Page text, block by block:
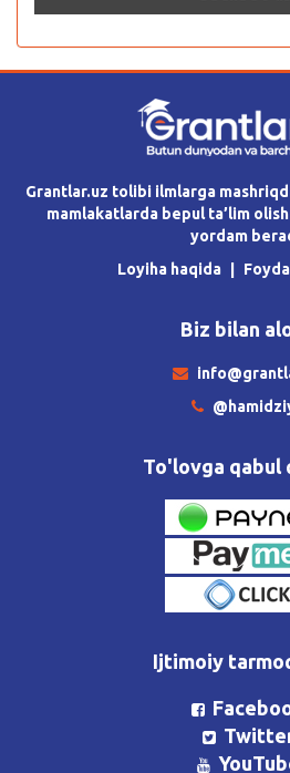
Grantlar.uz tolibi ilmlarga
mamlakatlarda bepul ta’lim
yordam
Loyiha haqida
Biz bilan
To'lovga qabul
Ijtimoiy